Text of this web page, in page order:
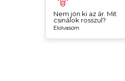
Nem jön ki az ár. Mit
csinálok rosszul?
Elolvasom